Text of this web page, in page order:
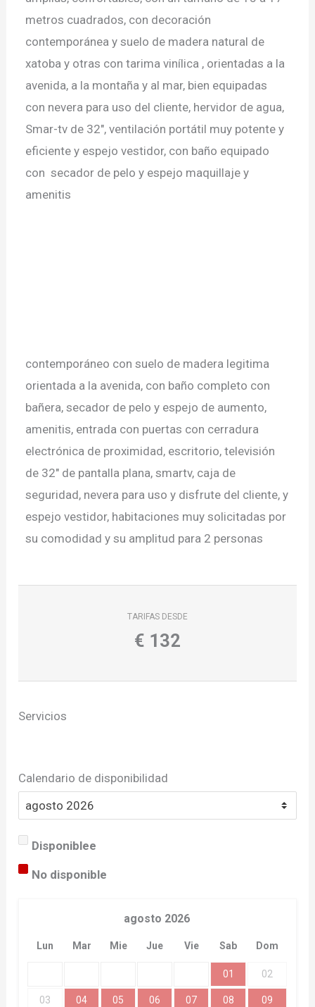
metros cuadrados, con decoración
contemporánea y suelo de madera natural de
xatoba y otras con tarima vinílica , orientadas a la
avenida, a la montaña y al mar, bien equipadas
con nevera para uso del cliente, hervidor de agua,
Smar-tv de 32", ventilación portátil muy potente y
eficiente y espejo vestidor, con baño equipado
con secador de pelo y espejo maquillaje y
amenitis
contemporáneo con suelo de madera legitima
orientada a la avenida, con baño completo con
bañera, secador de pelo y espejo de aumento,
amenitis, entrada con puertas con cerradura
electrónica de proximidad, escritorio, televisión
de 32" de pantalla plana, smartv, caja de
seguridad, nevera para uso y disfrute del cliente, y
espejo vestidor, habitaciones muy solicitadas por
su comodidad y su amplitud para 2 personas
TARIFAS DESDE
€ 132
Servicios
Calendario de disponibilidad
Disponiblee
No disponible
agosto 2026
Lun Mar Mie Jue Vie Sab Dom
01 02
03 04 05 06 07 08 09